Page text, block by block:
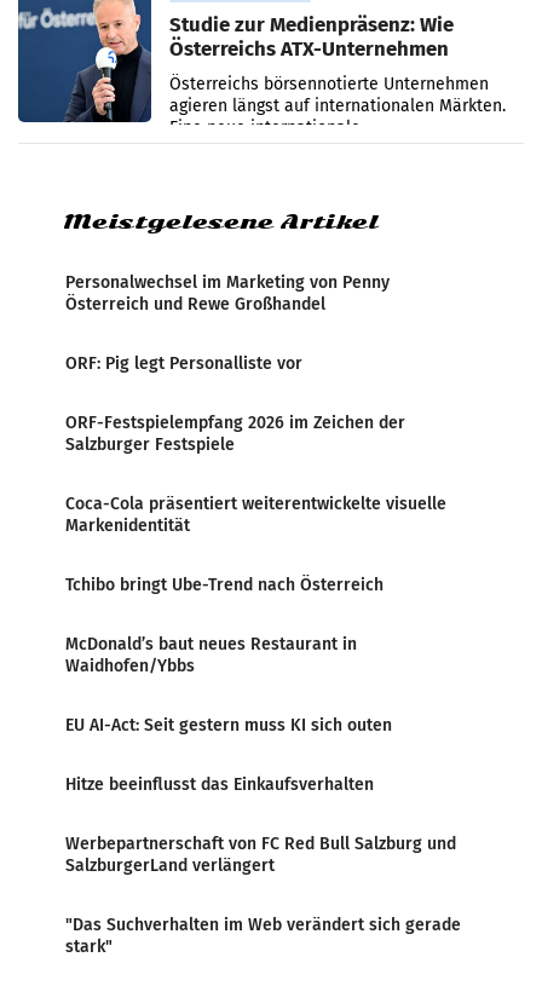
Studie zur Medienpräsenz: Wie
Österreichs ATX-Unternehmen
international wahrgenommen
werden
Österreichs börsennotierte Unternehmen
agieren längst auf internationalen Märkten.
Eine neue internationale
Medienresonanzanalyse untersucht die
Meistgelesene Artikel
Personalwechsel im Marketing von Penny
Österreich und Rewe Großhandel
ORF: Pig legt Personalliste vor
ORF-Festspielempfang 2026 im Zeichen der
Salzburger Festspiele
Coca-Cola präsentiert weiterentwickelte visuelle
Markenidentität
Tchibo bringt Ube-Trend nach Österreich
McDonald’s baut neues Restaurant in
Waidhofen/Ybbs
EU AI-Act: Seit gestern muss KI sich outen
Hitze beeinflusst das Einkaufsverhalten
Werbepartnerschaft von FC Red Bull Salzburg und
SalzburgerLand verlängert
"Das Suchverhalten im Web verändert sich gerade
stark"